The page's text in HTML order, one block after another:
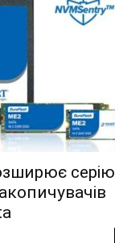
серію